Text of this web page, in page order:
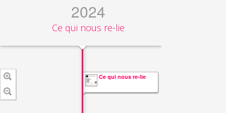
2024
Ce qui nous re-lie
Ce qui nous re-lie